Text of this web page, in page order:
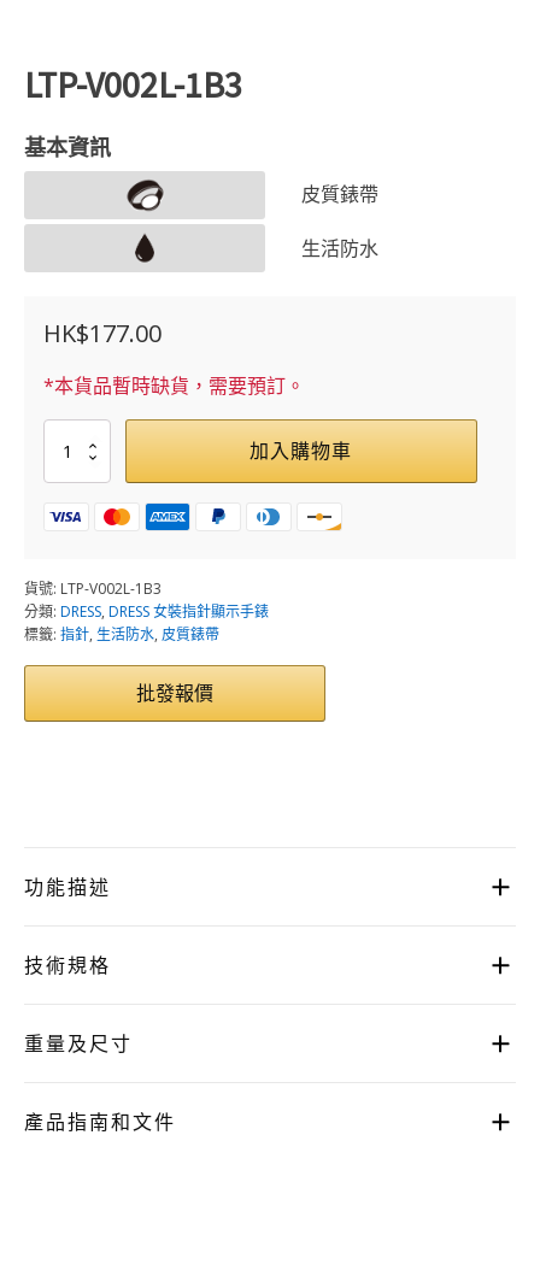
LTP-V002L-1B3
基本資訊
皮質錶帶
生活防水
HK$177.00
*本貨品暫時缺貨，需要預訂。
LTP-
V002L-
1B3
數
加入購物車
貨號: LTP-V002L-1B3
分類: DRESS, DRESS 女裝指針顯示手錶
標籤: 指針, 生活防水, 皮質錶帶
批發報價
功能描述
技術規格
重量及尺寸
產品指南和文件